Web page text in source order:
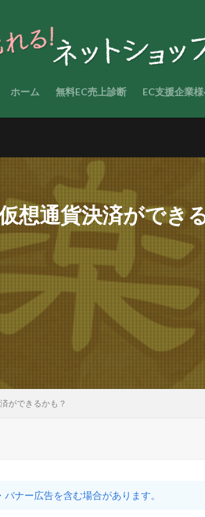
ホーム 無料EC売上診断 EC支援企業
想通貨決済ができ
ができるかも？
ナー広告を含む場合があります。